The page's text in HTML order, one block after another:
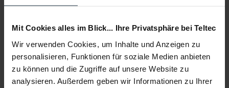
Mit Cookies alles im Blick... Ihre Privatsphäre bei Teltec
Wir verwenden Cookies, um Inhalte und Anzeigen zu
personalisieren, Funktionen für soziale Medien anbieten
zu können und die Zugriffe auf unsere Website zu
analysieren. Außerdem geben wir Informationen zu Ihrer